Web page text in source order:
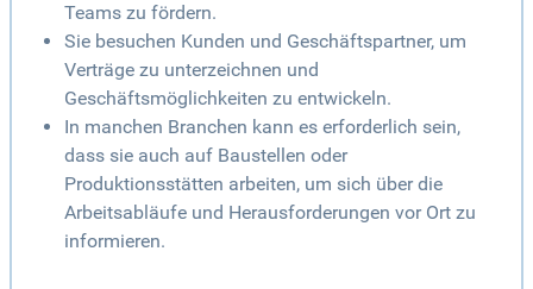
Teams zu fördern.
Sie besuchen Kunden und Geschäftspartner, um
Verträge zu unterzeichnen und
Geschäftsmöglichkeiten zu entwickeln.
In manchen Branchen kann es erforderlich sein,
dass sie auch auf Baustellen oder
Produktionsstätten arbeiten, um sich über die
Arbeitsabläufe und Herausforderungen vor Ort zu
informieren.